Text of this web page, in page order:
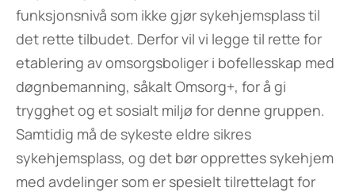
funksjonsnivå som ikke gjør sykehjemsplass til
det rette tilbudet. Derfor vil vi legge til rette for
etablering av omsorgsboliger i bofellesskap med
døgnbemanning, såkalt Omsorg+, for å gi
trygghet og et sosialt miljø for denne gruppen.
Samtidig må de sykeste eldre sikres
sykehjemsplass, og det bør opprettes sykehjem
med avdelinger som er spesielt tilrettelagt for